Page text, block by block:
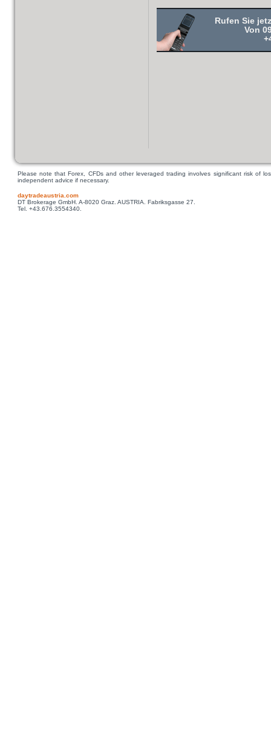
Rufen Sie
Von
Please note that Forex, CFDs and other leveraged trading involves significant risk of
independent advice if necessary.
daytradeaustria.com
DT Brokerage GmbH. A-8020 Graz. AUSTRIA. Fabriksgasse 27.
Tel. +43.676.3554340.